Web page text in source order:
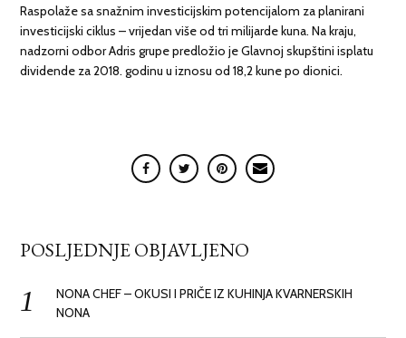
Raspolaže sa snažnim investicijskim potencijalom za planirani
investicijski ciklus – vrijedan više od tri milijarde kuna. Na kraju,
nadzorni odbor Adris grupe predložio je Glavnoj skupštini isplatu
dividende za 2018. godinu u iznosu od 18,2 kune po dionici.
POSLJEDNJE OBJAVLJENO
NONA CHEF – OKUSI I PRIČE IZ KUHINJA KVARNERSKIH
NONA